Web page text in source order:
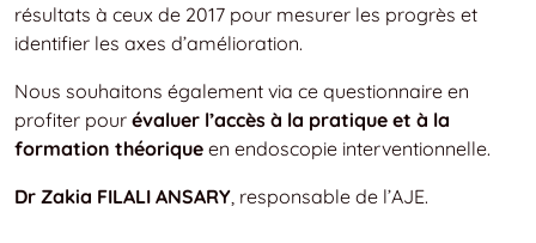
résultats à ceux de 2017 pour mesurer les progrès et
identifier les axes d’amélioration.
Nous souhaitons également via ce questionnaire en
profiter pour évaluer l’accès à la pratique et à la
formation théorique en endoscopie interventionnelle.
Dr Zakia FILALI ANSARY , responsable de l’AJE.